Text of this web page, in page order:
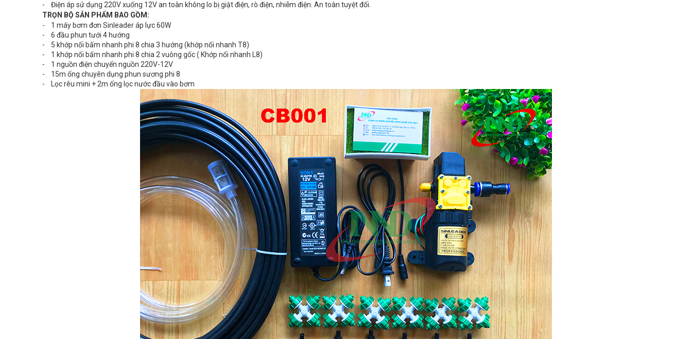
- Điện áp sử dụng 220V xuống 12V an toàn không lo bị giật điện, rò điện, nhiễm điện. An toàn tuyệt đối.
TRỌN BỘ SẢN PHẨM BAO GỒM:
- 1 máy bơm đơn Sinleader áp lực 60W
- 6 đầu phun tưới 4 hướng
- 5 khớp nối bấm nhanh phi 8 chia 3 hướng (khớp nối nhanh T8)
- 1 khớp nối bấm nhanh phi 8 chia 2 vuông gốc ( Khớp nối nhanh L8)
- 1 nguồn điện chuyển nguồn 220V-12V
- 15m ống chuyên dụng phun sương phi 8
- Lọc rêu mini + 2m ống lọc nước đầu vào bơm